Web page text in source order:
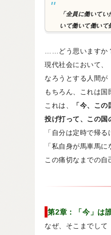
「全員に働いてい
いて働いて働いて
……どう思いますか
現代社会において、
なろうとする人間が
もちろん、これは国
これは、
「今、こ
投げ打って、この国
「自分は定時で帰
「私自身が馬車馬
この痛切なまでの自
第2章：「今」は
なぜ、そこまでして